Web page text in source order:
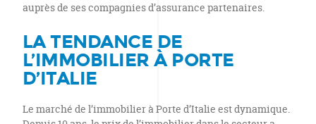
auprès de ses compagnies d’assurance partenaires.
LA TENDANCE DE
L’IMMOBILIER À PORTE
D’ITALIE
Le marché de l’immobilier à Porte d’Italie est dynamique.